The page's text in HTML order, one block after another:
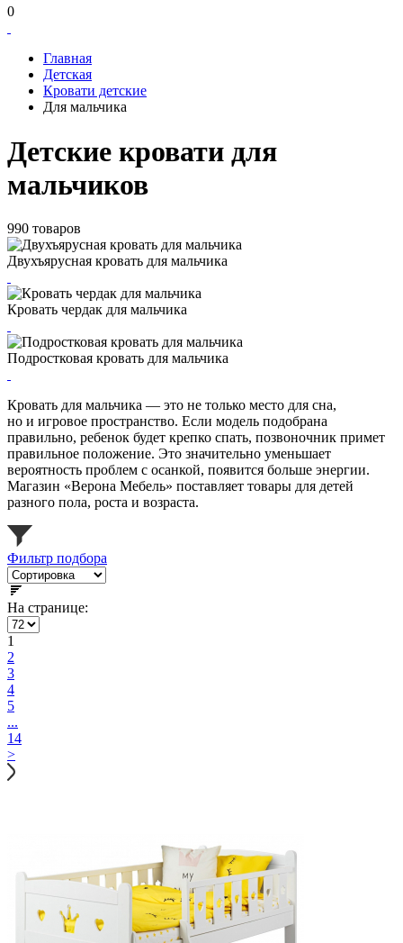
0
Главная
Детская
Кровати детские
Для мальчика
Детские кровати для
мальчиков
990 товаров
Двухъярусная кровать для мальчика
Кровать чердак для мальчика
Подростковая кровать для мальчика
Кровать для мальчика — это не только место для сна,
но и игровое пространство. Если модель подобрана
правильно, ребенок будет крепко спать, позвоночник примет
правильное положение. Это значительно уменьшает
вероятность проблем с осанкой, появится больше энергии.
Магазин «Верона Мебель» поставляет товары для детей
разного пола, роста и возраста.
Фильтр подбора
На странице:
1
2
3
4
5
...
14
>